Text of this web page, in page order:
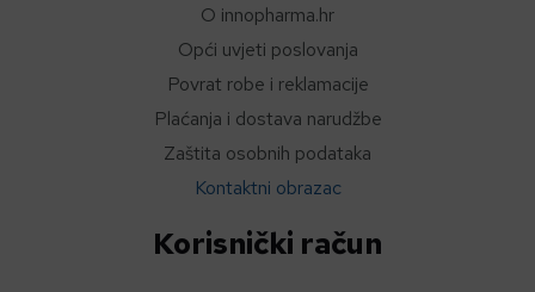
O innopharma.hr
Opći uvjeti poslovanja
Povrat robe i reklamacije
Plaćanja i dostava narudžbe
Zaštita osobnih podataka
Kontaktni obrazac
Korisnički račun